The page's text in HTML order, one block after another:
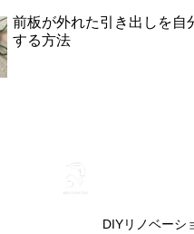
前板が外れた引き出しを自
する方法
DIYリノベーシ